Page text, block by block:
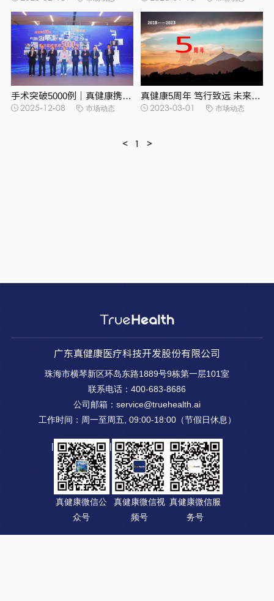
手术突破5000例｜真健康携最新成果亮相第二届呼吸健康大会
2025-12-08 市场动态
真健康5周年 笃行致远 未来可期
2023-03-01 市场动态
< 1 >
广东真健康医疗科技开发股份有限公司
珠海市横琴新区环岛东路1889号9栋第一层101室
联系电话：400-683-8686
公司邮箱：service@truehealth.ai
工作时间：周一至周五, 09:00-18:00（节假日休息）
|
真健康微信公
众号
|
真健康微信视
频号
真健康微信服
务号